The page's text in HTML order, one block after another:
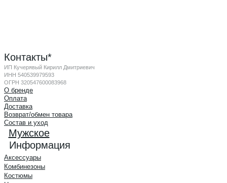
Контакты*
ИП Кучерявый Кирилл Дмитриевич
ИНН 540539979593
ОГРН 320547600083968
О бренде
Оплата
Доставка
Возврат/обмен товара
Состав и уход
Мужское
Информация
Аксессуары
Комбинезоны
Костюмы